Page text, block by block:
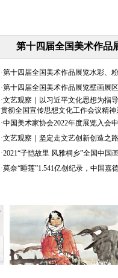
第十四届全国美术作品
·第十四届全国美术作品展览水彩、
·第十四届全国美术作品展览壁画展
·文艺观察｜以习近平文化思想为指
贯彻全国宣传思想文化工作会议精
·中国美术家协会2022年度展览入会
·文艺观察｜坚定走文艺创新创造之路
·2021“子恺故里 风雅桐乡”全国中国
·莫奈“睡莲”1.541亿创纪录，中国嘉